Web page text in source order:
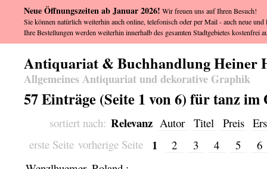
Antiquariat & Buchhandlung Heiner
Allgemeines Antiquariat und dekorative Graphik
57 Einträge (Seite 1 von 6) für tanz im
sortiert nach: Relevanz Autor Titel Preis
erste Seite vorherige Seite 1 2 3 4 5
6
Neue Öffnungszeiten ab Januar 2026! Wir freuen uns auf Ihren Besuch!
Sie können natürlich weiterhin auch online, telefonisch oder per Mail - auch neue
Ihre Bestellungen werden weiterhin innerhalb des gesamten Stadtgebietes kostenfrei